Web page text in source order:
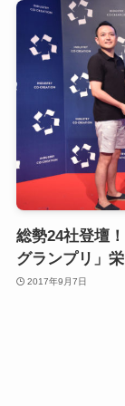
総勢24社登壇
グランプリ」
2017年9月7日